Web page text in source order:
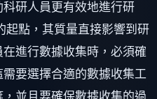
研人員更有效地進行研
起點，其質量直接影響到研
進行數據收集時，必須確
要選擇合適的數據收集工